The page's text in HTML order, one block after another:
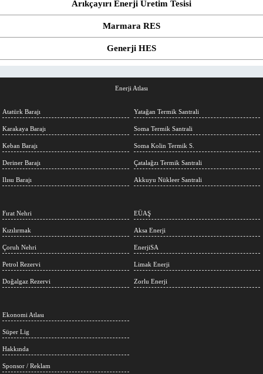
Arıkçayırı Enerji Üretim Tesisi
Marmara RES
Generji HES
Enerji Atlası
Atatürk Barajı
Karakaya Barajı
Keban Barajı
Deriner Barajı
Ilısu Barajı
Yatağan Termik Santrali
Soma Termik Santrali
Soma Kolin Termik S.
Çatalağzı Termik Santrali
Akkuyu Nükleer Santrali
Fırat Nehri
Kızılırmak
Çoruh Nehri
Petrol Rezervi
Doğalgaz Rezervi
EÜAŞ
Aksa Enerji
EnerjiSA
Limak Enerji
Zorlu Enerji
Ekonomi Atlası
Süper Lig
Hakkında
Sponsor / Reklam